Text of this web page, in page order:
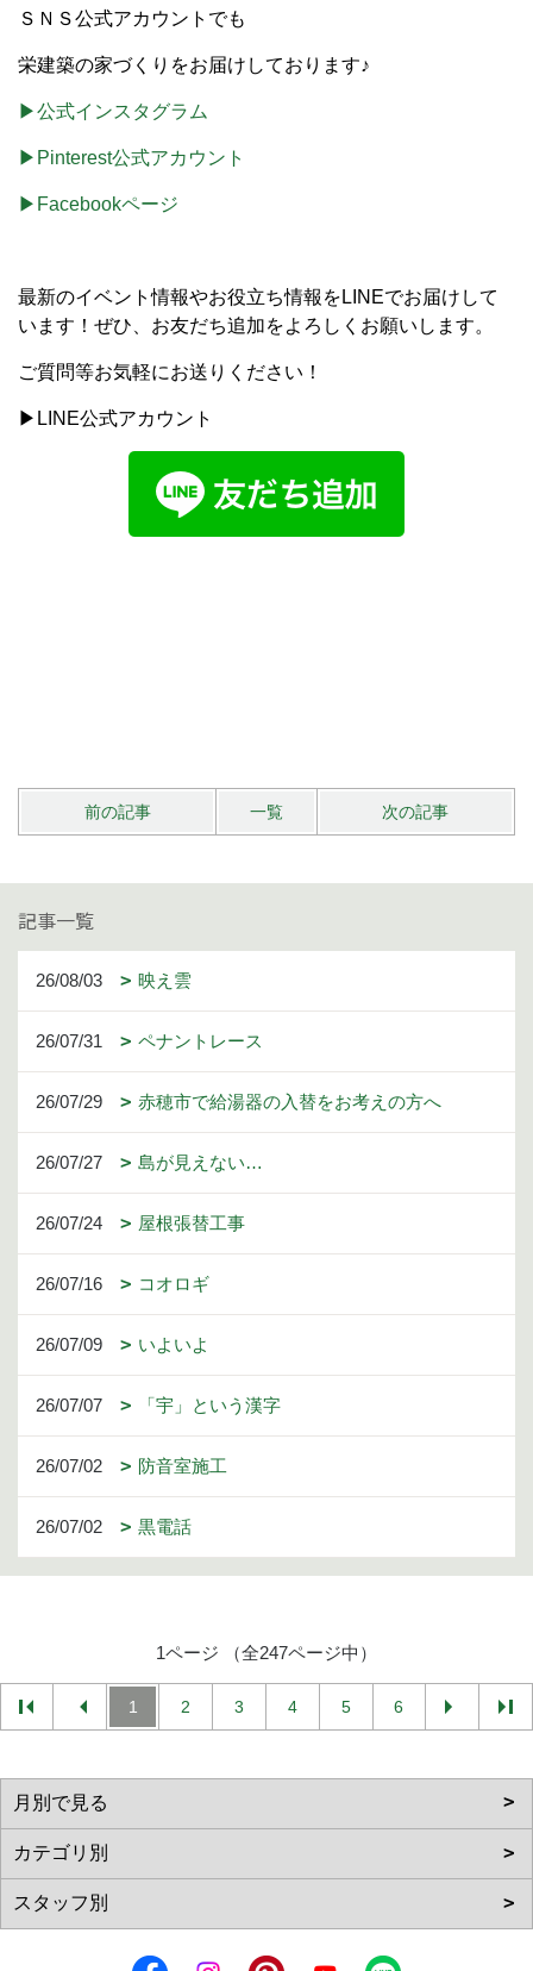
ＳＮＳ公式アカウントでも
栄建築の家づくりをお届けしております♪
▶公式インスタグラム
▶Pinterest公式アカウント
▶Facebookページ
最新のイベント情報やお役立ち情報をLINEでお届けして
います！ぜひ、お友だち追加をよろしくお願いします。
ご質問等お気軽にお送りください！
▶LINE公式アカウント
前の記事 一覧 次の記事
記事一覧
26/08/03 映え雲
26/07/31 ペナントレース
26/07/29 赤穂市で給湯器の入替をお考えの方へ
26/07/27 島が見えない…
26/07/24 屋根張替工事
26/07/16 コオロギ
26/07/09 いよいよ
26/07/07 「宇」という漢字
26/07/02 防音室施工
26/07/02 黒電話
1ページ （全247ページ中）
1 2 3 4 5 6